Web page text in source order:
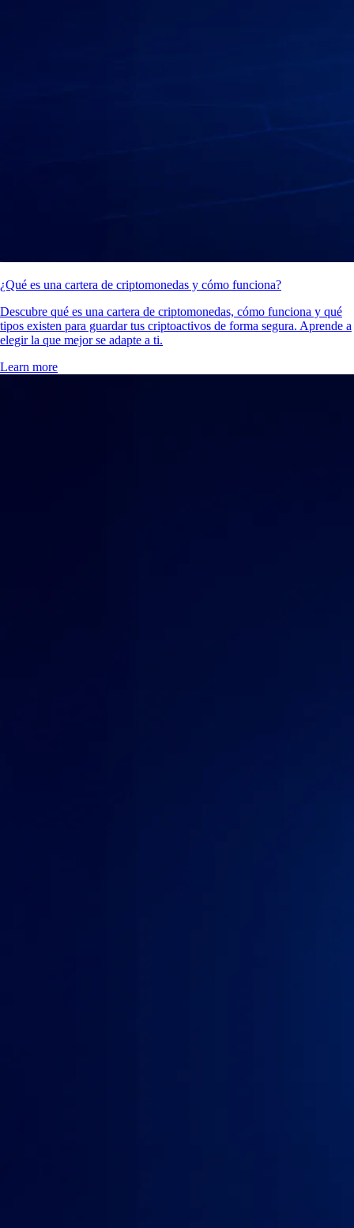
¿Qué es una cartera de criptomonedas y cómo funciona?
Descubre qué es una cartera de criptomonedas, cómo funciona y qué
tipos existen para guardar tus criptoactivos de forma segura. Aprende a
elegir la que mejor se adapte a ti.
Learn more